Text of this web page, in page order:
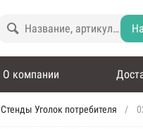
О компании
Стенды Уголок потребителя